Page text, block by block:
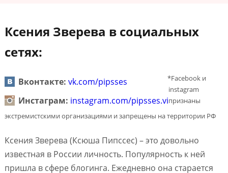
Ксения Зверева в социальных
сетях:
Вконтакте: vk.com/pipsses
Инстаграм: instagram.com/pipsses.vi
*Facebook и
instagram
признаны
экстремистскими организациями и запрещены на территории РФ
Ксения Зверева (Ксюша Пипссес) – это довольно
известная в России личность. Популярность к ней
пришла в сфере блогинга. Ежедневно она старается